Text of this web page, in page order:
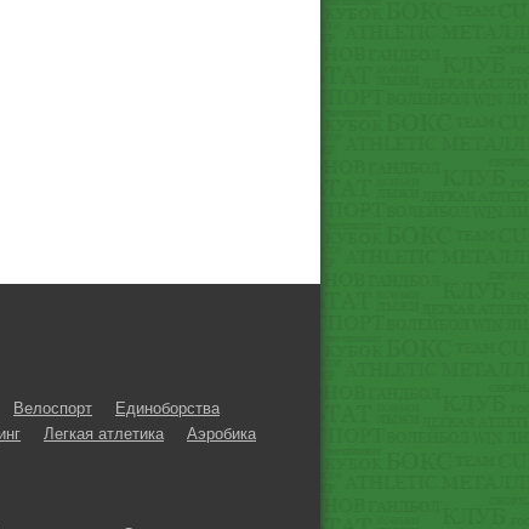
Велоспорт
Единоборства
Легкая атлетика
Аэробика